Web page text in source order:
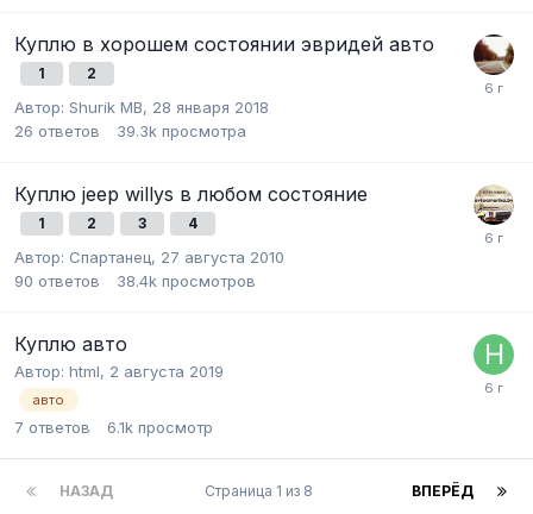
Куплю в хорошем состоянии эвридей авто
1 2
Автор: Shurik MB, 28 января 2018
26 ответов 39.3k просмотра
Куплю jeep willys в любом состояние
1 2 3 4
Автор: Спартанец, 27 августа 2010
90 ответов 38.4k просмотров
Куплю авто
Автор: html, 2 августа 2019
авто
7 ответов 6.1k просмотр
НАЗАД ВПЕРЁД
Страница 1 из 8